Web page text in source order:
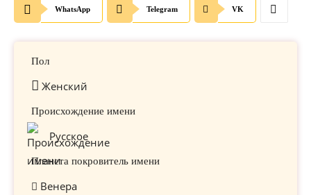
WhatsApp Telegram VK
Пол
Женский
Происхождение имени
Русское
Планета покровитель имени
Венера